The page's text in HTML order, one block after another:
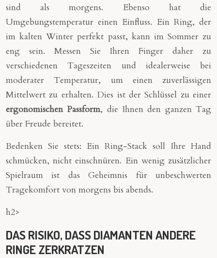
sind als morgens. Ebenso hat die
Umgebungstemperatur einen Einfluss. Ein Ring, der
im kalten Winter perfekt passt, kann im Sommer zu
eng sein. Messen Sie Ihren Finger daher zu
verschiedenen Tageszeiten und idealerweise bei
moderater Temperatur, um einen zuverlässigen
Mittelwert zu erhalten. Dies ist der Schlüssel zu einer
ergonomischen Passform, die Ihnen den ganzen Tag
über Freude bereitet.
Bedenken Sie stets: Ein Ring-Stack soll Ihre Hand
schmücken, nicht einschnüren. Ein wenig zusätzlicher
Spielraum ist das Geheimnis für unbeschwerten
Tragekomfort von morgens bis abends.
h2>
DAS RISIKO, DASS DIAMANTEN ANDERE
RINGE ZERKRATZEN